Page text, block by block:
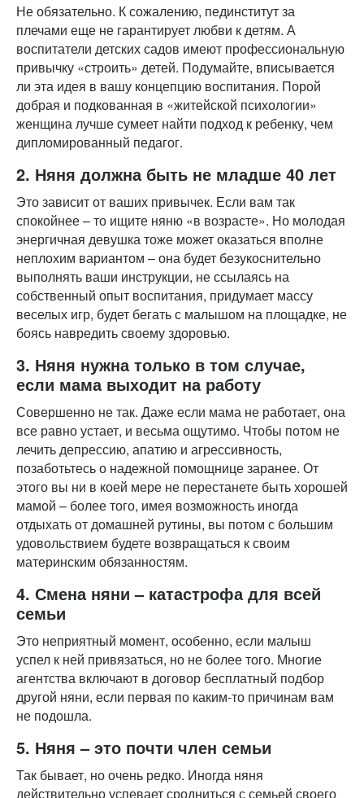
Не обязательно. К сожалению, пединститут за
плечами еще не гарантирует любви к детям. А
воспитатели детских садов имеют профессиональную
привычку «строить» детей. Подумайте, вписывается
ли эта идея в вашу концепцию воспитания. Порой
добрая и подкованная в «житейской психологии»
женщина лучше сумеет найти подход к ребенку, чем
дипломированный педагог.
2. Няня должна быть не младше 40 лет
Это зависит от ваших привычек. Если вам так
спокойнее – то ищите няню «в возрасте». Но молодая
энергичная девушка тоже может оказаться вполне
неплохим вариантом – она будет безукоснительно
выполнять ваши инструкции, не ссылаясь на
собственный опыт воспитания, придумает массу
веселых игр, будет бегать с малышом на площадке, не
боясь навредить своему здоровью.
3. Няня нужна только в том случае,
если мама выходит на работу
Совершенно не так. Даже если мама не работает, она
все равно устает, и весьма ощутимо. Чтобы потом не
лечить депрессию, апатию и агрессивность,
позаботьтесь о надежной помощнице заранее. От
этого вы ни в коей мере не перестанете быть хорошей
мамой – более того, имея возможность иногда
отдыхать от домашней рутины, вы потом с большим
удовольствием будете возвращаться к своим
материнским обязанностям.
4. Смена няни – катастрофа для всей
семьи
Это неприятный момент, особенно, если малыш
успел к ней привязаться, но не более того. Многие
агентства включают в договор бесплатный подбор
другой няни, если первая по каким-то причинам вам
не подошла.
5. Няня – это почти член семьи
Так бывает, но очень редко. Иногда няня
действительно успевает сродниться с семьей своего